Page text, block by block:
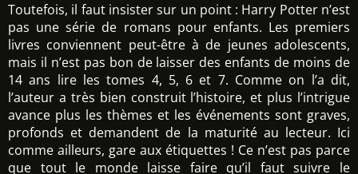
Toutefois, il faut insister sur un point : Harry Potter n’est
pas une série de romans pour enfants. Les premiers
livres conviennent peut-être à de jeunes adolescents,
mais il n’est pas bon de laisser des enfants de moins de
14 ans lire les tomes 4, 5, 6 et 7. Comme on l’a dit,
l’auteur a très bien construit l’histoire, et plus l’intrigue
avance plus les thèmes et les événements sont graves,
profonds et demandent de la maturité au lecteur. Ici
comme ailleurs, gare aux étiquettes ! Ce n’est pas parce
que tout le monde laisse faire qu’il faut suivre le